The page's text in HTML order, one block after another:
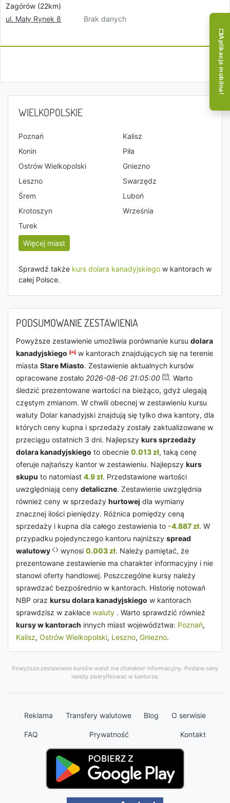
Zagórów (22km)
ul. Mały Rynek 8
Brak danych
WIELKOPOLSKIE
Poznań
Kalisz
Konin
Piła
Ostrów Wielkopolski
Gniezno
Leszno
Swarzędz
Śrem
Luboń
Krotoszyn
Września
Turek
Więcej miast
Sprawdź także kurs dolara kanadyjskiego w kantorach w
całej Polsce.
PODSUMOWANIE ZESTAWIENIA
Powyższe zestawienie umożliwia porównanie kursu dolara
kanadyjskiego
w kantorach znajdujących się na terenie
miasta Stare Miasto. Zestawienie aktualnych kursów
opracowane zostało 2026-08-06 21:05:00
. Warto
śledzić prezentowane wartości na bieżąco, gdyż ulegają
częstym zmianom. W chwili obecnej w zestawieniu kursu
waluty Dolar kanadyjski znajdują się tylko dwa kantory, dla
których ceny kupna i sprzedaży zostały zaktualizowane w
przeciągu ostatnich 3 dni. Najlepszy kurs sprzedaży
dolara kanadyjskiego to obecnie 0.013 zł, taką cenę
oferuje najtańszy kantor w zestawieniu. Najlepszy kurs
skupu to natomiast 4.9 zł. Przedstawione wartości
uwzględniają ceny detaliczne. Zestawienie uwzględnia
również ceny w sprzedaży hurtowej dla wymiany
znacznej ilości pieniędzy. Różnica pomiędzy ceną
sprzedaży i kupna dla całego zestawienia to -4.887 zł. W
przypadku pojedynczego kantoru najniższy spread
walutowy
wynosi 0.003 zł. Należy pamiętać, że
prezentowane zestawienie ma charakter informacyjny i nie
stanowi oferty handlowej. Poszczególne kursy należy
sprawdzać bezpośrednio w kantorach. Historię notowań
NBP oraz kursu dolara kanadyjskiego w kantorach
sprawdzisz w zakłace waluty . Warto sprawdzić również
kursy w kantorach innych miast województwa: Poznań,
Kalisz, Ostrów Wielkopolski, Leszno, Gniezno.
Powyższe zestawienie kursów walut ma charakter informacyjny. Podane ceny
należy zweryfikować w kantorze.
Reklama Transfery walutowe Blog O serwisie
FAQ Prywatność Kontakt
Aplikacja mobilna!